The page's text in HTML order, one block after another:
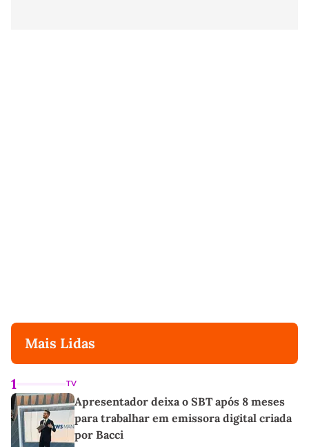
Mais Lidas
1 TV
Apresentador deixa o SBT após 8 meses
para trabalhar em emissora digital criada
por Bacci